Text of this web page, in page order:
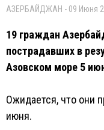
АЗЕРБАЙДЖАН - 09 Июня
19 граждан
пострадавших в
Азовском море 5
Ожидается, что они
июня.